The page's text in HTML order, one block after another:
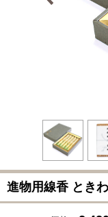
進物用線香 とき